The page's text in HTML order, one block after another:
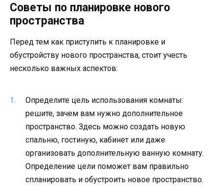
Советы по планировке нового
пространства
Перед тем как приступить к планировке и
обустройству нового пространства, стоит учесть
несколько важных аспектов:
Определите цель использования комнаты:
решите, зачем вам нужно дополнительное
пространство. Здесь можно создать новую
спальню, гостиную, кабинет или даже
организовать дополнительную ванную комнату.
Определение цели поможет вам правильно
спланировать и обустроить новое пространство.